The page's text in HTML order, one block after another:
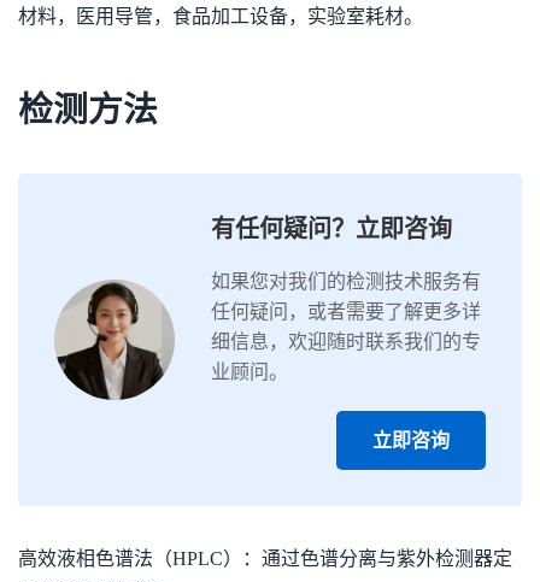
材料，医用导管，食品加工设备，实验室耗材。
检测方法
有任何疑问？立即咨询
如果您对我们的检测技术服务有
任何疑问，或者需要了解更多详
细信息，欢迎随时联系我们的专
业顾问。
立即咨询
高效液相色谱法（HPLC）：通过色谱分离与紫外检测器定